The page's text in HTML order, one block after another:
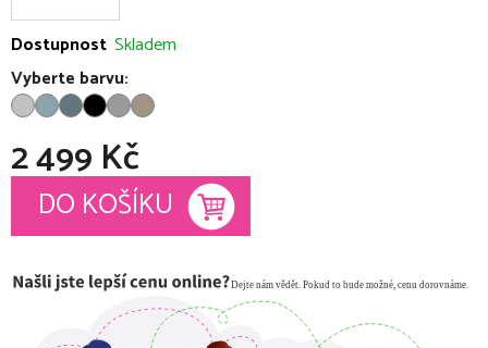
Dostupnost Skladem
Vyberte barvu:
2 499 Kč
Měrná cena:
DO KOŠÍKU